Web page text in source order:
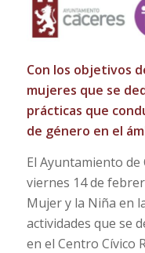
Con los objetivos
mujeres que se
prácticas que
de género en el
El Ayuntamiento de
viernes 14 de
Mujer y la Niña en
actividades que se
en el Centro Cívico